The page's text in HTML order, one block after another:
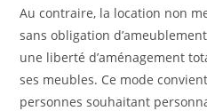
Au contraire, la location non
sans obligation
une liberté d’aménagement
ses meubles. Ce mode
personnes souhaitant